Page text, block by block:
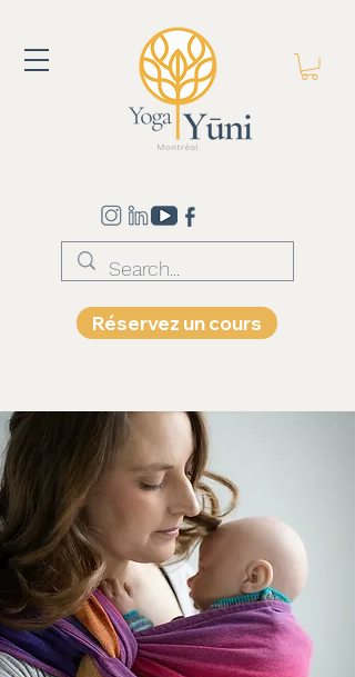
Réservez un cours